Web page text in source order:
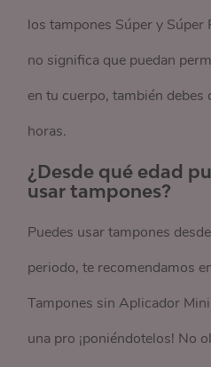
los tampones Súper y Súper
no significa que puedan
en tu cuerpo, también
horas.
¿Desde qué edad
usar tampones?
Puedes usar tampones
periodo, te recomendamos
Tampones sin Aplicador
una pro ¡poniéndotelos! No